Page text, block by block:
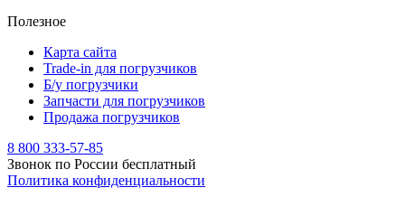
Полезное
Карта сайта
Trade-in для погрузчиков
Б/у погрузчики
Запчасти для погрузчиков
Продажа погрузчиков
8 800 333-57-85
Звонок по России бесплатный
Политика конфиденциальности